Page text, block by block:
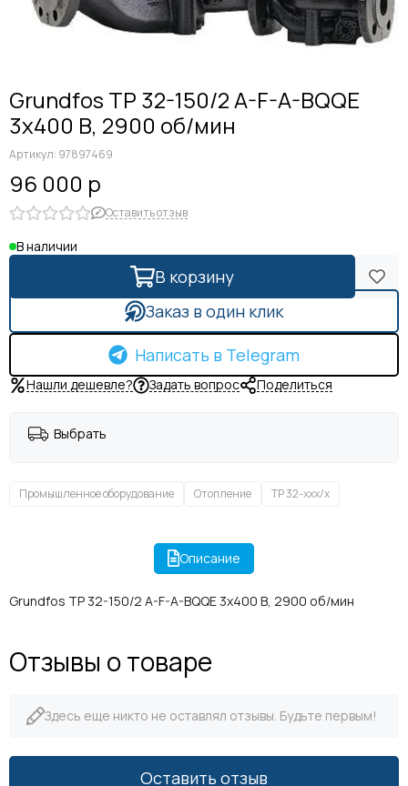
Grundfos TP 32-150/2 A-F-A-BQQE
3x400 В, 2900 об/мин
Артикул: 97897469
96 000 р
Оставить отзыв
В наличии
В корзину
Заказ в один клик
Написать в Telegram
Нашли дешевле? Задать вопрос Поделиться
Выбрать
Промышленное оборудование Отопление TP 32-xxx/x
Описание
Grundfos TP 32-150/2 A-F-A-BQQE 3x400 В, 2900 об/мин
Отзывы о товаре
Здесь еще никто не оставлял отзывы. Будьте первым!
Оставить отзыв